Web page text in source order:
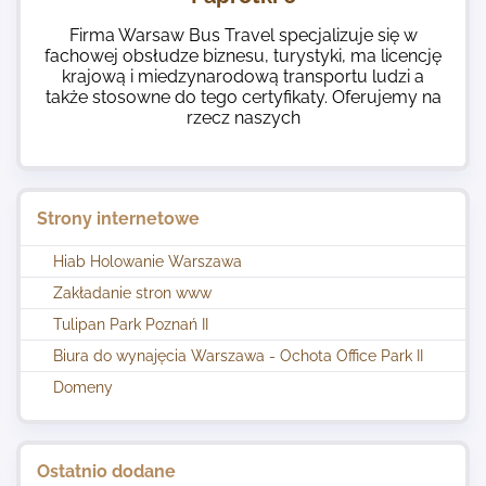
Strony internetowe
Hiab Holowanie Warszawa
Zakładanie stron www
Tulipan Park Poznań II
Biura do wynajęcia Warszawa - Ochota Office Park II
Domeny
Ostatnio dodane
Firma Warsaw Bus Travel specjalizuje się w
fachowej obsłudze biznesu, turystyki, ma licencję
krajową i miedzynarodową transportu ludzi a
także stosowne do tego certyfikaty. Oferujemy na
rzecz naszych